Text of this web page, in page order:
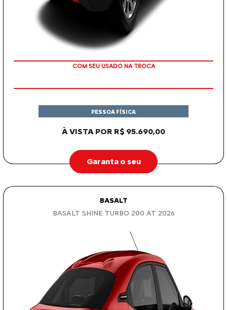
OU TAXA 0%
À VISTA POR R$ 95.690,00
PESSOA FÍSICA
Garanta o seu
BASALT
BASALT SHINE TURBO 200 AT 2026